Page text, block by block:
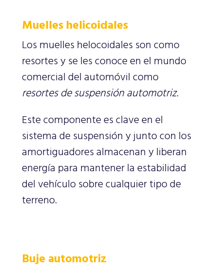
Muelles helicoidales
Los muelles helocoidales son como
resortes y se les conoce en el mundo
comercial del automóvil como
resortes de suspensión automotriz.
Este componente es clave en el
sistema de suspensión y junto con los
amortiguadores almacenan y liberan
energía para mantener la estabilidad
del vehículo sobre cualquier tipo de
terreno.
Buje automotriz